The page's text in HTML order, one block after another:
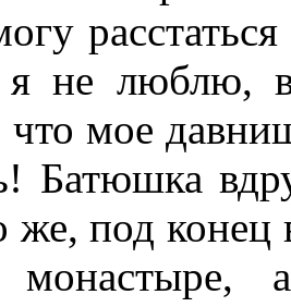
я не люблю,
мое
Батюшка
же, под